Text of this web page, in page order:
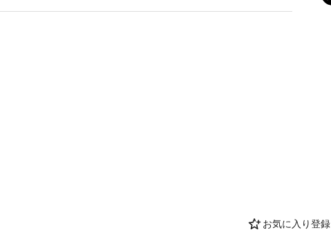
お気に入り登録
ございます。巻頭特集「スタンドマイヒーローズ」は、表紙を
め、シナリオライターのインタビューなどで作品の魅力を紐解
と」神谷浩史 撮り下ろし10Pなども。【特集内容】■スタンド
楽・新堂・桐嶋 本編 シナリオライター／山下誠一郎(神楽亜貴
Second BEAT!保志総一朗(百役)×立花慎之介(千役)対談仲道える
メ「ポケットモンスター」／富豪刑事 Balance:UNLIMITED／A3!
イステッドワンダーランド／魔法使いの約束 他